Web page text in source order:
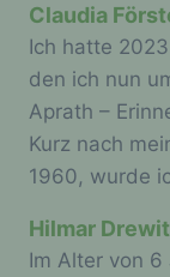
Claudia
Ich hatte
den ich nun
Aprath –
Kurz nach
1960, wurde
Hilmar
Im Alter von
Verarbeitung
werden die
automatisch
Basis von
die
der
keine
Daten an